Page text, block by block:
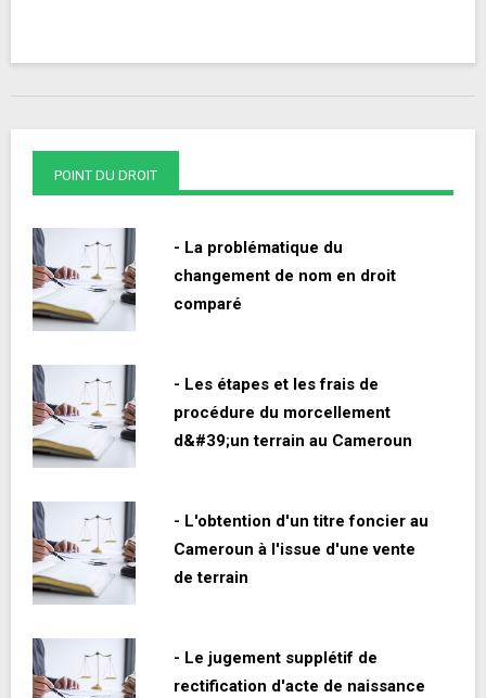
POINT DU DROIT
- La problématique du
changement de nom en droit
comparé
- Les étapes et les frais de
procédure du morcellement
d&#39;un terrain au Cameroun
- L'obtention d'un titre foncier au
Cameroun à l'issue d'une vente
de terrain
- Le jugement supplétif de
rectification d'acte de naissance